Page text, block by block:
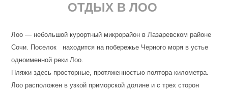
ОТДЫХ В ЛОО
Лоо — небольшой курортный микрорайон в Лазаревском районе
Сочи. Поселок находится на побережье Черного моря в устье
одноименной реки Лоо.
Пляжи здесь просторные, протяженностью полтора километра.
Лоо расположен в узкой приморской долине и с трех сторон